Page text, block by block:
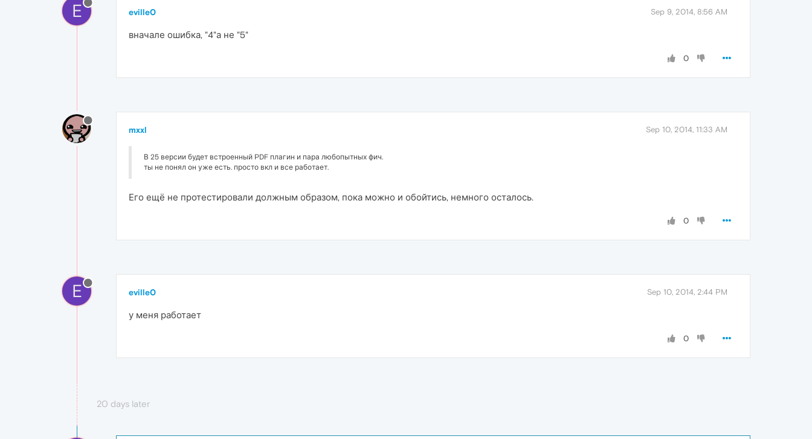
E eville0 Sep 9, 2014, 8:56 AM
вначале ошибка, "4"а не "5"
0
mxxl Sep 10, 2014, 11:33 AM
В 25 версии будет встроенный PDF плагин и пара любопытных фич.
ты не понял он уже есть. просто вкл и все работает.
Его ещё не протестировали должным образом, пока можно и обойтись, немного осталось.
0
E eville0 Sep 10, 2014, 2:44 PM
у меня работает
0
20 days later